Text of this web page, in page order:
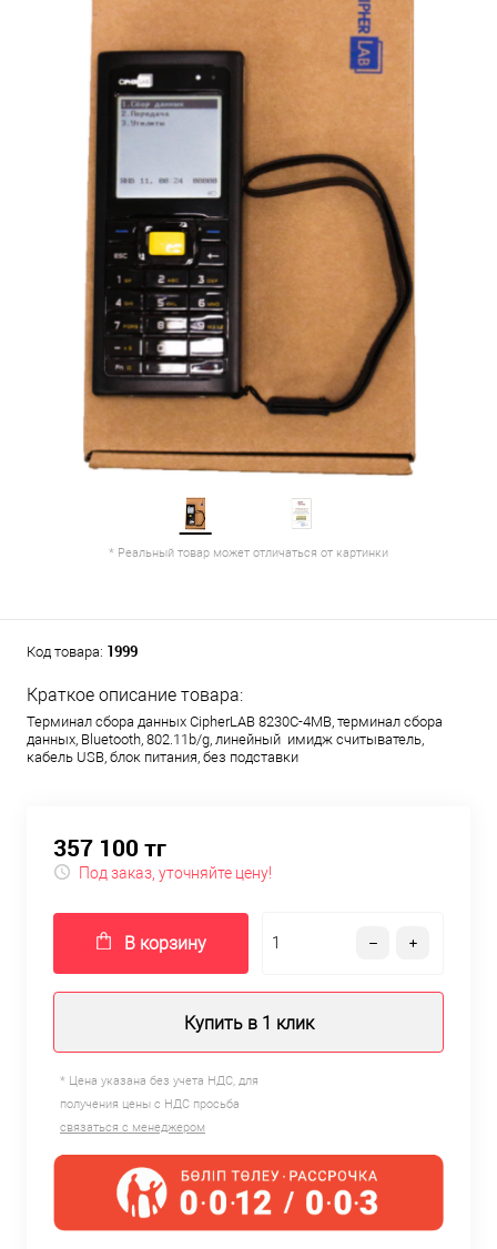
* Реальный товар может отличаться от картинки
Код товара: 1999
Краткое описание товара:
Терминал сбора данных CipherLAB 8230C-4MB, терминал сбора
данных, Bluetooth, 802.11b/g, линейный имидж считыватель,
кабель USB, блок питания, без подставки
357 100 тг
Под заказ, уточняйте цену!
В корзину
Купить в 1 клик
* Цена указана без учета НДС, для
получения цены с НДС просьба
связаться с менеджером